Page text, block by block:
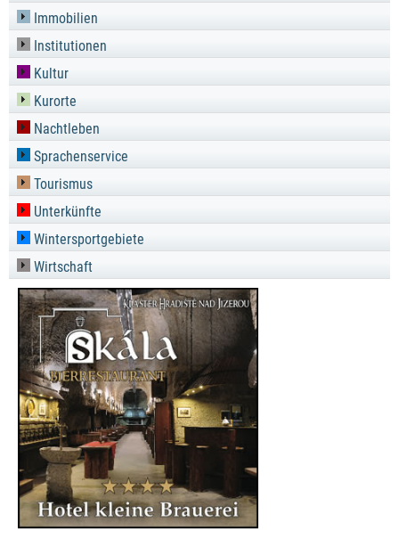
Immobilien
Institutionen
Kultur
Kurorte
Nachtleben
Sprachenservice
Tourismus
Unterkünfte
Wintersportgebiete
Wirtschaft